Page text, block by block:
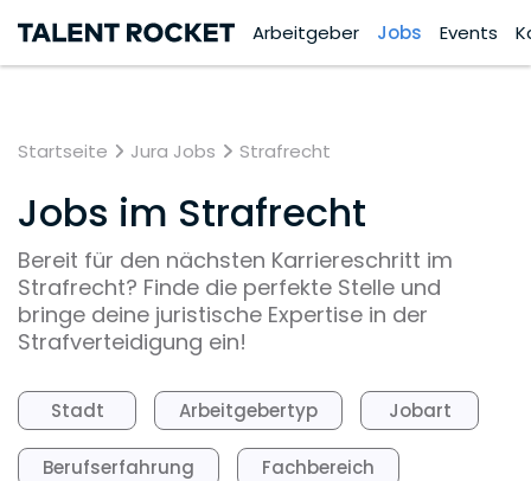
Arbeitgeber Jobs Events
Startseite Jura Jobs Strafrecht
Jobs im Strafrecht
Bereit für den nächsten Karriereschritt im
Strafrecht? Finde die perfekte Stelle und
bringe deine juristische Expertise in der
Strafverteidigung ein!
Stadt Arbeitgebertyp Jobart
Berufserfahrung Fachbereich